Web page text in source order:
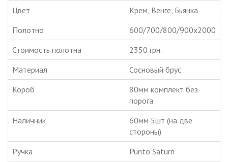
Цвет
Крем, Венге, Бьянка
Полотно
600/700/800/900х2000
Стоимость полотна
2350 грн.
Материал
Сосновый брус
Короб
80мм комплект без
порога
Наличник
60мм 5шт (на две
стороны)
Ручка
Punto Saturn